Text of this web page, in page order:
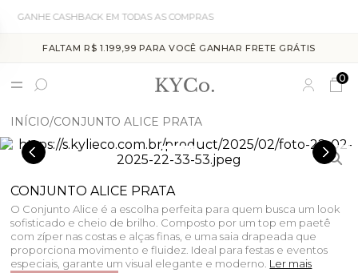
EM TODAS AS COMPRAS
FALTAM R$ 1.199,99 PARA VOCÊ GANHAR FRETE GRÁTIS
0
INÍCIO CONJUNTO ALICE PRATA
CONJUNTO ALICE PRATA
O Conjunto Alice é a escolha perfeita para quem busca um look
sofisticado e cheio de brilho. Composto por um top em paetê
com zíper nas costas e alças finas, e uma saia drapeada que
proporciona movimento e fluidez. Ideal para festas e eventos
especiais, garante um visual elegante e moderno. Ler mais